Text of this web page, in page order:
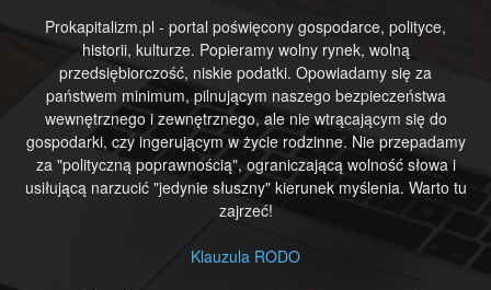
Prokapitalizm.pl - portal poświęcony gospodarce, polityce,
historii, kulturze. Popieramy wolny rynek, wolną
przedsiębiorczość, niskie podatki. Opowiadamy się za
państwem minimum, pilnującym naszego bezpieczeństwa
wewnętrznego i zewnętrznego, ale nie wtrącającym się do
gospodarki, czy ingerującym w życie rodzinne. Nie przepadamy
za "polityczną poprawnością", ograniczającą wolność słowa i
usiłującą narzucić "jedynie słuszny" kierunek myślenia. Warto tu
zajrzeć!
Klauzula RODO